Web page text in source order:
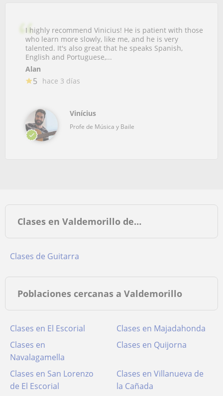
I highly recommend Vinicius! He is patient with those
who learn more slowly, like me, and he is very
talented. It's also great that he speaks Spanish,
English and Portuguese,...
Alan
5 hace 3 días
Vinícius
Profe de Música y Baile
Clases en Valdemorillo de…
Clases de Guitarra
Poblaciones cercanas a Valdemorillo
Clases en El Escorial
Clases en Majadahonda
Clases en
Navalagamella
Clases en Quijorna
Clases en San Lorenzo
de El Escorial
Clases en Villanueva de
la Cañada